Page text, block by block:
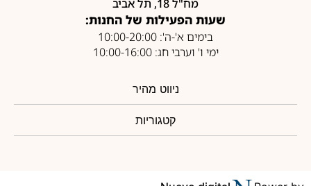
מח"ל 18, תל אביב
שעות הפעילות של החנות:
בימים א'-ה': 10:00-20:00
ימי ו' וערבי חג: 10:00-16:00
ניווט מהיר
קטגוריות